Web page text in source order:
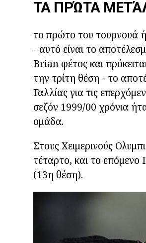
ΤΑ ΠΡΏΤΑ
το πρώτο του τουρνουά
- αυτό είναι το
Brian φέτος και
την τρίτη θέση - το
Γαλλίας για τις
σεζόν 1999/00 χρόνια
ομάδα.
Στους Χειμερινούς
τέταρτο, και το
(13η θέση).